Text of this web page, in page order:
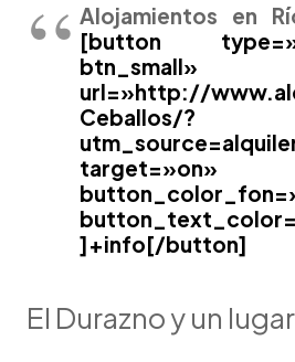
Alojamientos en
[button
btn_small»
url=»http://
Ceballos/?
target=»on»
]+info[/button]
El Durazno y un